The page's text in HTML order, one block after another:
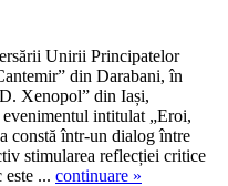
Unirii Principatelor
din Darabani, în
Xenopol” din Iași,
intitulat „Eroi,
constă într-un dialog între
stimularea reflecției critice
... continuare »